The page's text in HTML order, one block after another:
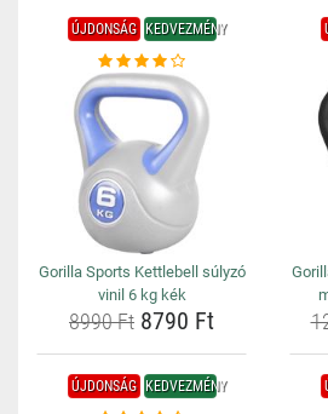
ÚJDONSÁG KEDVEZMÉNY
Gorilla Sports Kettlebell súlyzó
vinil 6 kg kék
8990 Ft 8790 Ft
ÚJDONSÁG KEDVEZMÉNY